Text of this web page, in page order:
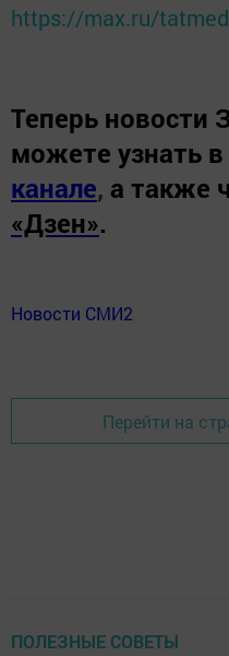
https://max.ru/
Теперь новости
можете узнать
канале, а также
«Дзен».
Новости СМИ2
Перейти на
ПОЛЕЗНЫЕ СОВЕТЫ